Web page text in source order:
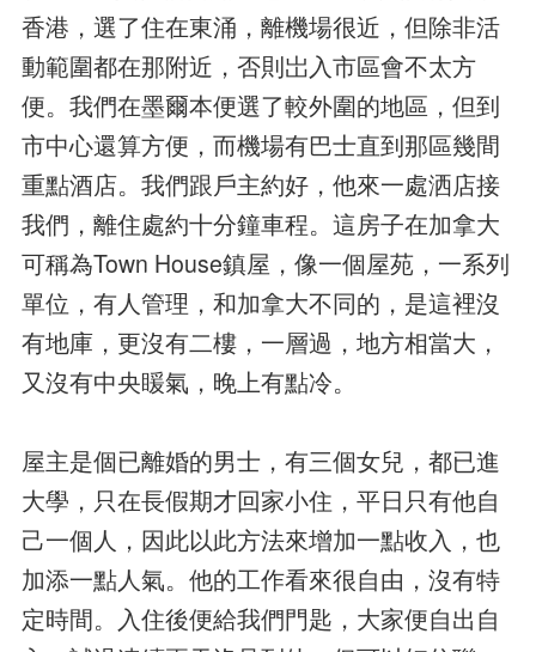
香港，選了住在東涌，離機場很近，但除非活
動範圍都在那附近，否則岀入市區會不太方
便。我們在墨爾本便選了較外圍的地區，但到
市中心還算方便，而機場有巴士直到那區幾間
重點酒店。我們跟戶主約好，他來一處洒店接
我們，離住處約十分鐘車程。這房子在加拿大
可稱為Town House鎮屋，像一個屋苑，一系列
單位，有人管理，和加拿大不同的，是這裡沒
有地庫，更沒有二樓，一層過，地方相當大，
又沒有中央䁔氣，晚上有點冷。
屋主是個已離婚的男士，有三個女兒，都已進
大學，只在長假期才回家小住，平日只有他自
己一個人，因此以此方法來增加一點收入，也
加添一點人氣。他的工作看來很自由，沒有特
定時間。入住後便給我們門匙，大家便自出自